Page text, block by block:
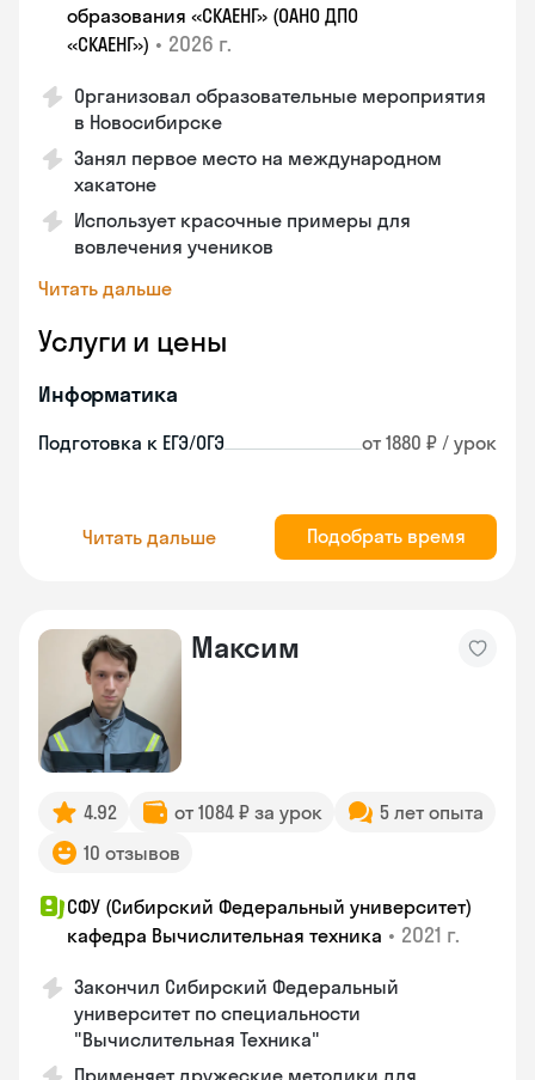
образования «СКАЕНГ» (ОАНО ДПО
«СКАЕНГ») • 2026 г.
Организовал образовательные мероприятия
в Новосибирске
Занял первое место на международном
хакатоне
Использует красочные примеры для
вовлечения учеников
Читать дальше
Услуги и цены
Информатика
Подготовка к ЕГЭ/ОГЭ от 1880 ₽ / урок
Читать дальше Подобрать время
Максим
4.92 от 1084 ₽ за урок
5 лет опыта
10 отзывов
СФУ (Сибирский Федеральный университет)
кафедра Вычислительная техника • 2021 г.
Закончил Сибирский Федеральный
университет по специальности
"Вычислительная Техника"
Применяет дружеские методики для